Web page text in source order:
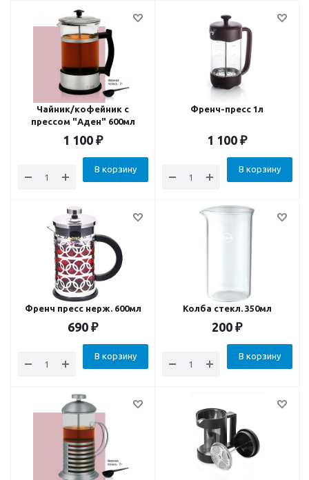
Чайник/кофейник с
прессом "Аден" 600мл
1 100 ₽
В корзину
Френч-пресс 1л
1 100 ₽
В корзину
Френч пресс нерж. 600мл
690 ₽
В корзину
Колба стекл. 350мл
200 ₽
В корзину